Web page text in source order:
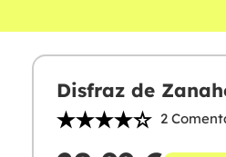
Disfraz de
2